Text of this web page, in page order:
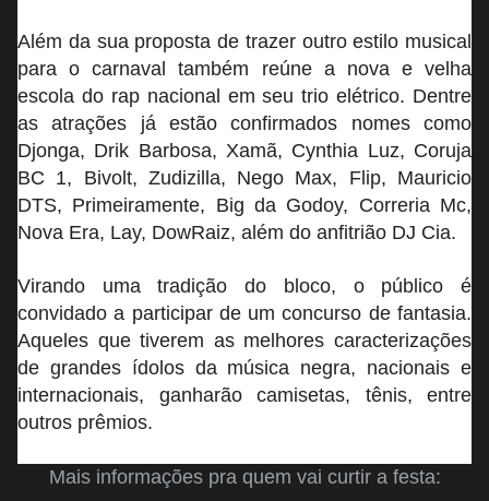
Além da sua proposta de trazer outro estilo musical
para o carnaval também reúne a nova e velha
escola do rap nacional em seu trio elétrico. Dentre
as atrações já estão confirmados nomes como
Djonga, Drik Barbosa, Xamã, Cynthia Luz, Coruja
BC 1, Bivolt, Zudizilla, Nego Max, Flip, Mauricio
DTS, Primeiramente, Big da Godoy, Correria Mc,
Nova Era, Lay, DowRaiz, além do anfitrião DJ Cia.
Virando uma tradição do bloco, o público é
convidado a participar de um concurso de fantasia.
Aqueles que tiverem as melhores caracterizações
de grandes ídolos da música negra, nacionais e
internacionais, ganharão camisetas, tênis, entre
outros prêmios.
Mais informações pra quem vai curtir a festa: